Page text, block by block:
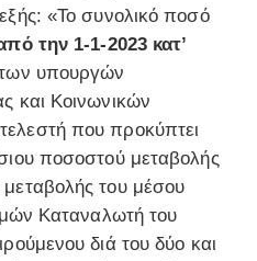
«Το συνολικό ποσό
την 1-1-2023 κατ’
υπουργών
και Κοινωνικών
που προκύπτει
ποσοστού μεταβολής
του μέσου
Καταναλωτή του
διά του δύο και